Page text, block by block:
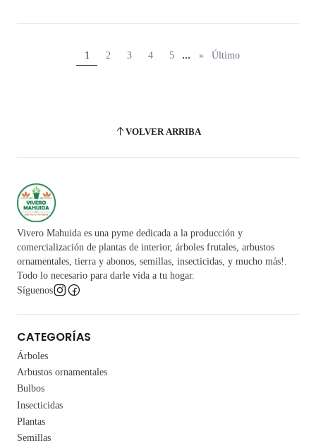
1 2 3 4 5 ... » Último
VOLVER ARRIBA
Vivero Mahuida es una pyme dedicada a la producción y
comercialización de plantas de interior, árboles frutales, arbustos
ornamentales, tierra y abonos, semillas, insecticidas, y mucho más!.
Todo lo necesario para darle vida a tu hogar.
Síguenos
CATEGORÍAS
Árboles
Arbustos ornamentales
Bulbos
Insecticidas
Plantas
Semillas